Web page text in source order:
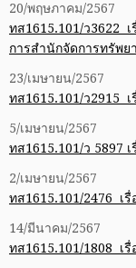
20/พฤษภาคม/2567
ทส1615.101/ว3622
การสำนักจัดการทรัพย
23/เมษายน/2567
ทส1615.101/ว2915
5/เมษายน/2567
ทส1615.101/ว 5897
2/เมษายน/2567
ทส1615.101/2476 เ
14/มีนาคม/2567
ทส1615.101/1808 เ